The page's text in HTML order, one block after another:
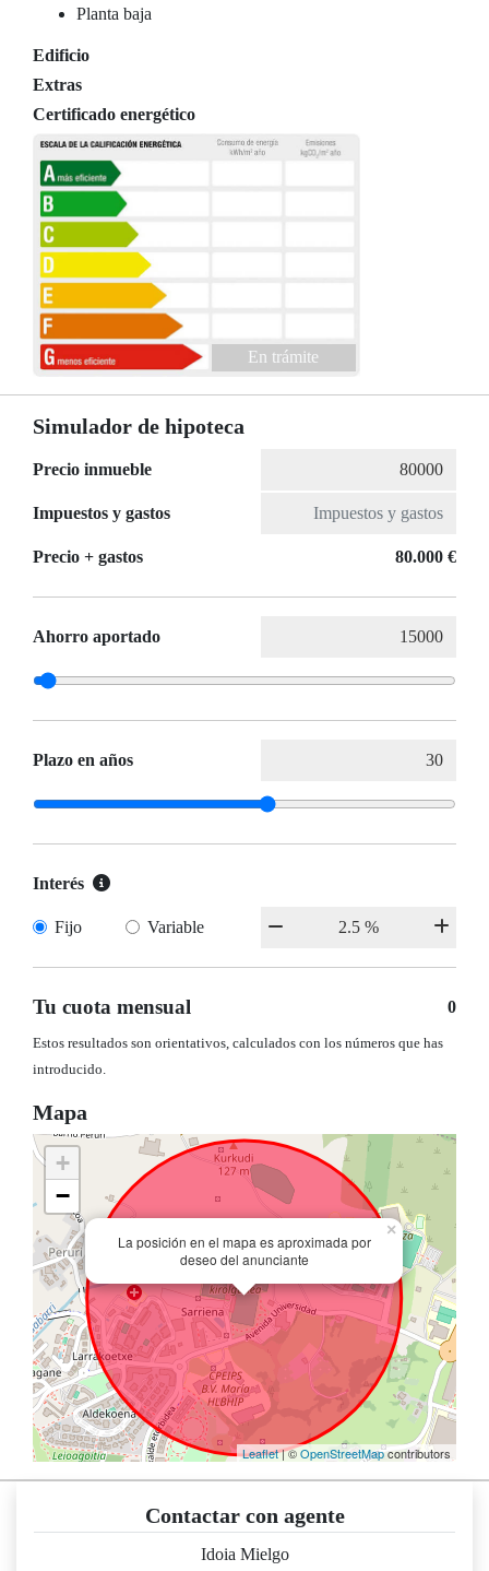
Planta baja
Edificio
Extras
Certificado energético
En trámite
Simulador de hipoteca
Precio inmueble
Impuestos y gastos
Precio + gastos 80.000 €
Ahorro aportado
Plazo en años
Interés
Fijo Variable
Tu cuota mensual 0
Estos resultados son orientativos, calculados con los números que has
introducido.
Mapa
La posición en el mapa es aproximada por
deseo del anunciante
×
+
−
Leaflet| ©OpenStreetMapcontributors
Contactar con agente
Idoia Mielgo